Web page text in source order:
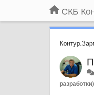
СКБ
разработки)